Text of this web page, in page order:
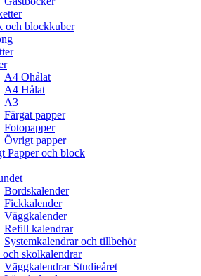
och blockkuber
A4 Ohålat
A4 Hålat
A3
Färgat papper
Fotopapper
Övrigt papper
Papper och block
Bordskalender
Fickkalender
Väggkalender
Refill kalendrar
Systemkalendrar och tillbehör
skolkalendrar
Väggkalendrar Studieåret